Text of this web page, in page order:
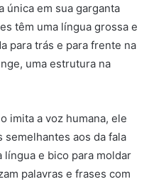
única em sua garganta
têm uma língua grossa e
para trás e para frente na
uma estrutura na
imita a voz humana, ele
aos da fala
língua e bico para moldar
palavras e frases com